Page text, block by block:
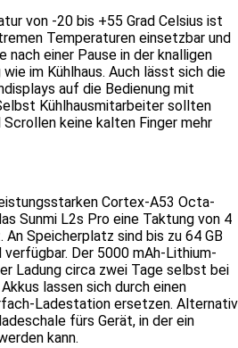
von -20 bis +55 Grad Celsius ist
Temperaturen einsetzbar und
einer Pause in der knalligen
im Kühlhaus. Auch lässt sich die
auf die Bedienung mit
Kühlhausmitarbeiter sollten
Scrollen keine kalten Finger mehr
Cortex-A53 Octa-
Sunmi L2s Pro eine Taktung von 4
An Speicherplatz sind bis zu 64 GB
verfügbar. Der 5000 mAh-Lithium-
Ladung circa zwei Tage selbst bei
lassen sich durch einen
Ladestation ersetzen. Alternativ
fürs Gerät, in der ein
kann.